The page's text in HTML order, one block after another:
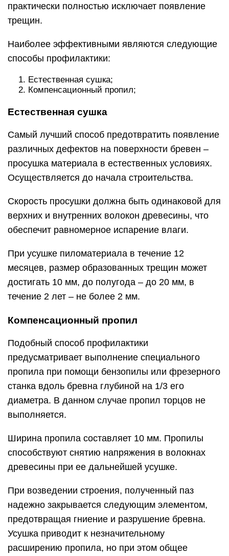
практически полностью исключает появление
трещин.
Наиболее эффективными являются следующие
способы профилактики:
Естественная сушка;
Компенсационный пропил;
Естественная сушка
Самый лучший способ предотвратить появление
различных дефектов на поверхности бревен –
просушка материала в естественных условиях.
Осуществляется до начала строительства.
Скорость просушки должна быть одинаковой для
верхних и внутренних волокон древесины, что
обеспечит равномерное испарение влаги.
При усушке пиломатериала в течение 12
месяцев, размер образованных трещин может
достигать 10 мм, до полугода – до 20 мм, в
течение 2 лет – не более 2 мм.
Компенсационный пропил
Подобный способ профилактики
предусматривает выполнение специального
пропила при помощи бензопилы или фрезерного
станка вдоль бревна глубиной на 1/3 его
диаметра. В данном случае пропил торцов не
выполняется.
Ширина пропила составляет 10 мм. Пропилы
способствуют снятию напряжения в волокнах
древесины при ее дальнейшей усушке.
При возведении строения, полученный паз
надежно закрывается следующим элементом,
предотвращая гниение и разрушение бревна.
Усушка приводит к незначительному
расширению пропила, но при этом общее